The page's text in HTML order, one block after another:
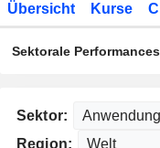
Übersicht Kurse
Sektorale Performances
Sektor:
Region: